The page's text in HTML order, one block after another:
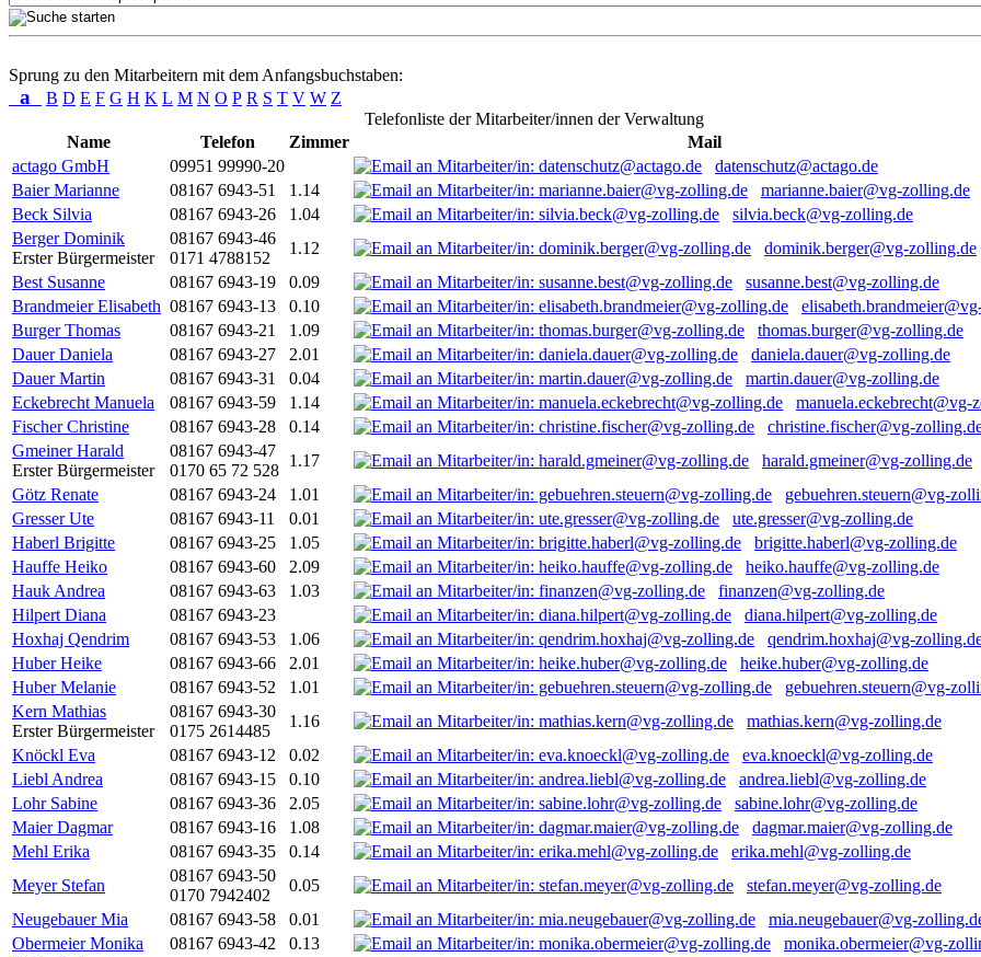
Sprung zu den Mitarbeitern mit dem Anfangsbuchstaben:
a B D E F G H K L M N O P R S T V W Z
Telefonliste der Mitarbeiter/innen der Verwaltung
Name
Telefon Zimmer
Mail
actago GmbH
09951 99990-20
datenschutz@actago.de
Baier Marianne
08167 6943-51 1.14
marianne.baier@vg-zolling.de
Beck Silvia
08167 6943-26 1.04
silvia.beck@vg-zolling.de
Berger Dominik
Erster Bürgermeister
08167 6943-46
0171 4788152
1.12
dominik.berger@vg-zolling.de
Best Susanne
08167 6943-19 0.09
susanne.best@vg-zolling.de
Brandmeier Elisabeth 08167 6943-13 0.10
Burger Thomas
08167 6943-21 1.09
thomas.burger@vg-zolling.de
Dauer Daniela
08167 6943-27 2.01
daniela.dauer@vg-zolling.de
Dauer Martin
08167 6943-31 0.04
martin.dauer@vg-zolling.de
Eckebrecht Manuela
08167 6943-59 1.14
manuela.eckebrecht@vg-
Fischer Christine
08167 6943-28 0.14
christine.fischer@vg-
Gmeiner Harald
Erster Bürgermeister
08167 6943-47
0170 65 72 528
1.17
harald.gmeiner@vg-zolling.de
Götz Renate
08167 6943-24 1.01
gebuehren.steuern@vg-
Gresser Ute
08167 6943-11 0.01
ute.gresser@vg-zolling.de
Haberl Brigitte
08167 6943-25 1.05
brigitte.haberl@vg-zolling.de
Hauffe Heiko
08167 6943-60 2.09
heiko.hauffe@vg-zolling.de
Hauk Andrea
08167 6943-63 1.03
finanzen@vg-zolling.de
Hilpert Diana
08167 6943-23
diana.hilpert@vg-zolling.de
Hoxhaj Qendrim
08167 6943-53 1.06
qendrim.hoxhaj@vg-
Huber Heike
08167 6943-66 2.01
heike.huber@vg-zolling.de
Huber Melanie
08167 6943-52 1.01
gebuehren.steuern@vg-
Kern Mathias
Erster Bürgermeister
08167 6943-30
0175 2614485
1.16
mathias.kern@vg-zolling.de
Knöckl Eva
08167 6943-12 0.02
eva.knoeckl@vg-zolling.de
Liebl Andrea
08167 6943-15 0.10
andrea.liebl@vg-zolling.de
Lohr Sabine
08167 6943-36 2.05
sabine.lohr@vg-zolling.de
Maier Dagmar
08167 6943-16 1.08
dagmar.maier@vg-zolling.de
Mehl Erika
08167 6943-35 0.14
erika.mehl@vg-zolling.de
Meyer Stefan
08167 6943-50
0170 7942402
0.05
stefan.meyer@vg-zolling.de
Neugebauer Mia
08167 6943-58 0.01
mia.neugebauer@vg-
Obermeier Monika
08167 6943-42 0.13
monika.obermeier@vg-